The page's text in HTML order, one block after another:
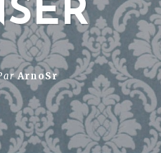
ArnoSr